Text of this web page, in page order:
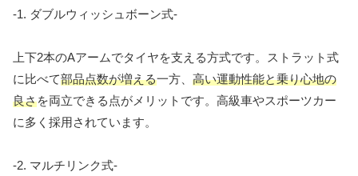
-1. ダブルウィッシュボーン式-
上下2本のAアームでタイヤを支える方式です。ストラット式
に比べて部品点数が増える一方、 高い運動性能と乗り心地の
良さを両立できる点がメリットです。高級車やスポーツカー
に多く採用されています。
-2. マルチリンク式-